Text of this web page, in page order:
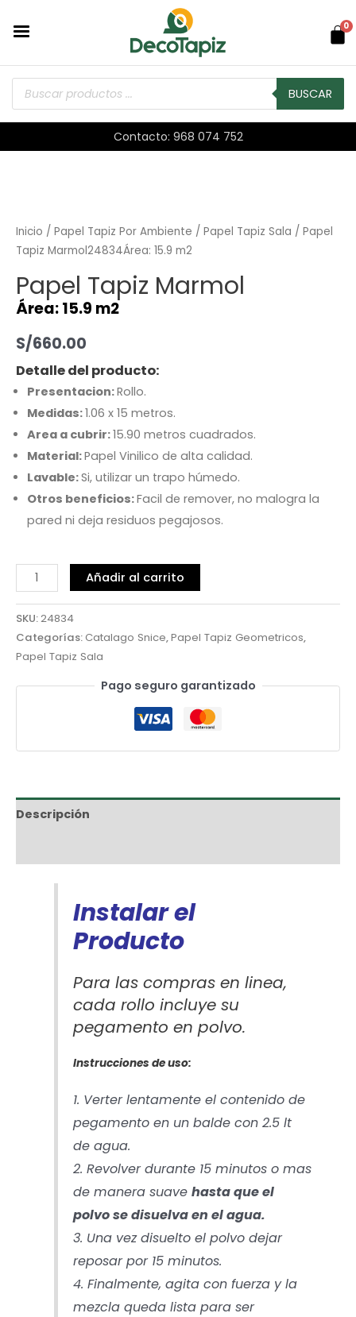
0
BUSCAR
Contacto: 968 074 752
Inicio / Papel Tapiz Por Ambiente / Papel Tapiz Sala / Papel
Tapiz Marmol24834Área: 15.9 m2
Papel Tapiz Marmol
Área: 15.9 m2
S/660.00
Detalle del producto:
Presentacion:Rollo.
Medidas:1.06 x 15 metros.
Area a cubrir:15.90 metros cuadrados.
Material:Papel Vinilico de alta calidad.
Lavable:Si, utilizar un trapo húmedo.
Otros beneficios:Facil de remover, no malogra la
pared ni deja residuos pegajosos.
Añadir al carrito
SKU:24834
Categorías:Catalago Snice,Papel Tapiz Geometricos,
Papel Tapiz Sala
Pago seguro garantizado
Descripción
Instalar el
Producto
Para las compras en linea,
cada rollo incluye su
pegamento en polvo.
Instrucciones de uso:
1. Verter lentamente el contenido de
pegamento en un balde con 2.5 lt
de agua.
2. Revolver durante 15 minutos o mas
de manera suavehasta que el
polvo se disuelva en el agua.
3. Una vez disuelto el polvo dejar
reposar por 15 minutos.
4. Finalmente, agita con fuerza y la
mezcla queda lista para ser